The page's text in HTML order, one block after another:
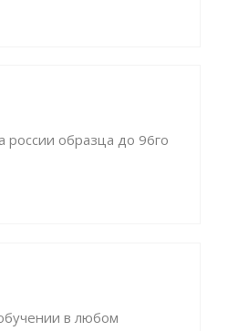
россии образца до 96го
в любом